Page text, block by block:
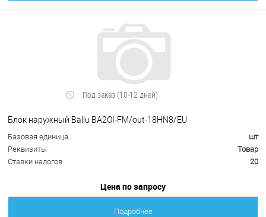
Под заказ (10-12 дней)
Блок наружный Ballu BA2OI-FM/out-18HN8/EU
Базовая единица
шт
Реквизиты
Товар
Ставки налогов
20
Цена по запросу
Подробнее